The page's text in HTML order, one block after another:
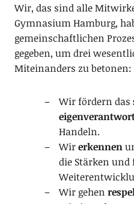
Wir, das sind alle
Gymnasium Hamburg,
gemeinschaftlichen
gegeben, um drei
Miteinanders zu betonen:
Wir fördern das
Handeln.
Wirerkennen
die Stärken
Wir gehen